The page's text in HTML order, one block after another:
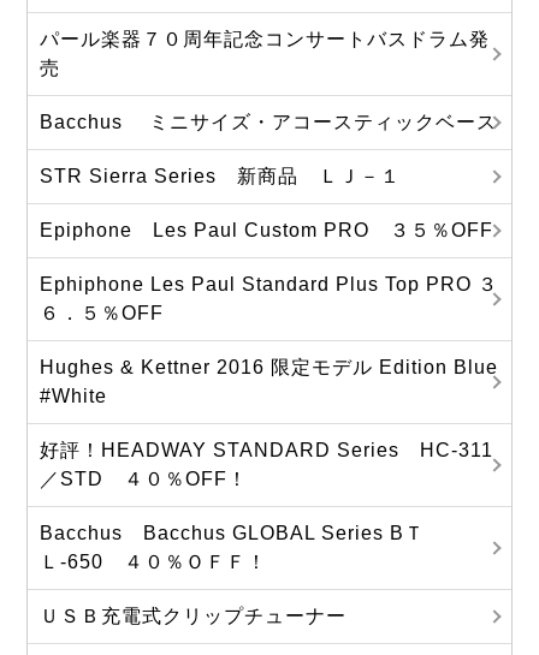
パール楽器７０周年記念コンサートバスドラム発
売
Bacchus ミニサイズ・アコースティックベース
STR Sierra Series 新商品 ＬＪ－１
Epiphone Les Paul Custom PRO ３５％OFF
Ephiphone Les Paul Standard Plus Top PRO ３
６．５％OFF
Hughes & Kettner 2016 限定モデル Edition Blue
#White
好評！HEADWAY STANDARD Series HC-311
／STD ４０％OFF！
Bacchus Bacchus GLOBAL Series BＴ
Ｌ-650 ４０％ＯＦＦ！
ＵＳＢ充電式クリップチューナー